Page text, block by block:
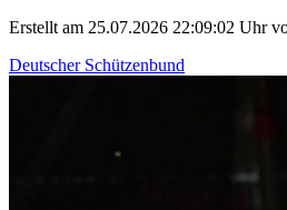
Erstellt am 25.07.2026 22:09:02 Uhr
Deutscher Schützenbund